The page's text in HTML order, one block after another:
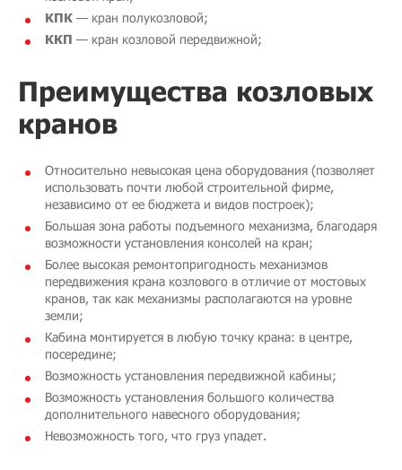
КПК — кран полукозловой;
ККП — кран козловой передвижной;
Преимущества козловых
кранов
Относительно невысокая цена оборудования (позволяет
использовать почти любой строительной фирме,
независимо от ее бюджета и видов построек);
Большая зона работы подъемного механизма, благодаря
возможности установления консолей на кран;
Более высокая ремонтопригодность механизмов
передвижения крана козлового в отличие от мостовых
кранов, так как механизмы располагаются на уровне
земли;
Кабина монтируется в любую точку крана: в центре,
посередине;
Возможность установления передвижной кабины;
Возможность установления большого количества
дополнительного навесного оборудования;
Невозможность того, что груз упадет.